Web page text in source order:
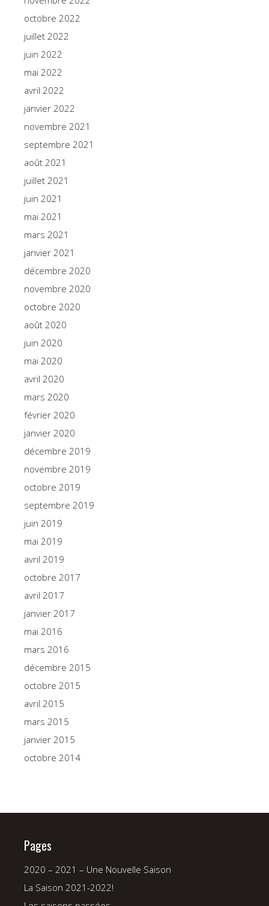
octobre 2022
juillet 2022
juin 2022
mai 2022
avril 2022
janvier 2022
novembre 2021
septembre 2021
août 2021
juillet 2021
juin 2021
mai 2021
mars 2021
janvier 2021
décembre 2020
novembre 2020
octobre 2020
août 2020
juin 2020
mai 2020
avril 2020
mars 2020
février 2020
janvier 2020
décembre 2019
novembre 2019
octobre 2019
septembre 2019
juin 2019
mai 2019
avril 2019
octobre 2017
avril 2017
janvier 2017
mai 2016
mars 2016
décembre 2015
octobre 2015
avril 2015
mars 2015
janvier 2015
octobre 2014
Pages
2020 – 2021 – Une Nouvelle Saison
La Saison 2021-2022!